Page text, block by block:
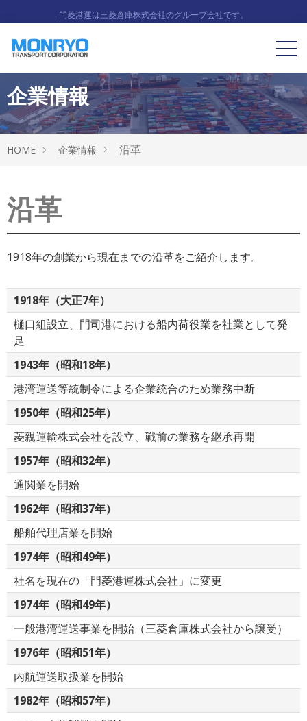
門菱港運は三菱倉庫株式会社のグループ会社です。
企業情報
HOME 企業情報 沿革
沿革
1918年の創業から現在までの沿革をご紹介します。
1918年（大正7年）
樋口組設立、門司港における船内荷役業を社業として発
足
1943年（昭和18年）
港湾運送等統制令による企業統合のため業務中断
1950年（昭和25年）
菱親運輸株式会社を設立、戦前の業務を継承再開
1957年（昭和32年）
通関業を開始
1962年（昭和37年）
船舶代理店業を開始
1974年（昭和49年）
社名を現在の「門菱港運株式会社」に変更
1974年（昭和49年）
一般港湾運送事業を開始（三菱倉庫株式会社から譲受）
1976年（昭和51年）
内航運送取扱業を開始
1982年（昭和57年）